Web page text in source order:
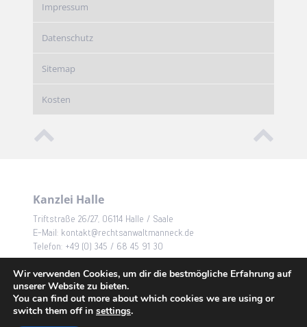
Impressum
Datenschutz
Sitemap
Kosten
Kanzlei Halle
Triftstraße 26/27, 06114 Halle / Saale
E-Mail: kontakt@rechtsanwaltmanneck.de
Telefon: +49 (0) 345 / 68 45 91 30
Kanzlei Neuhaus
Eisfelder Straße 7, 98724 Neuhaus / Rwg
E-Mail: kontakt@rechtsanwaltmanneck.de
Telefon: +49 (0) 03679 / 70 02 65
Wir verwenden Cookies, um dir die bestmögliche Erfahrung auf
unserer Website zu bieten.
You can find out more about which cookies we are using or
switch them off in settings.